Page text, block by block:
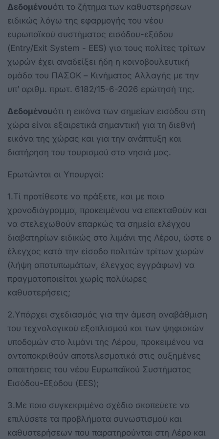
Δεδομένουότι το ζήτημα των καθυστερήσεων
ειδικώς λόγω της εφαρμογής του νέου
ευρωπαϊκού συστήματος εισόδου-εξόδου
(Entry/Exit System - EES) για τους πολίτες τρίτων
χωρών έχει αναδείξει ήδη η κοινοβουλευτική
ομάδα του ΠΑΣΟΚ – Κινήματος Αλλαγής με την
υπ’ αριθμ. πρωτ. 6182/15-6-2026 ερώτησή της.
Δεδομένουότι η εικόνα των σημείων εισόδου στη
χώρα είναι εξαιρετικά σημαντική για τη διεθνή
εικόνα της χώρας και για την ανάπτυξη και
διατήρηση του τουρισμού στα νησιά μας.
Ερωτώνται οι Υπουργοί:
1.Τί προτίθεστε να πράξετε, και με ποιο
χρονοδιάγραμμα, προκειμένου να επεκταθούν και
να στελεχωθούν επαρκώς τα σημεία ελέγχου
διαβατηρίων ειδικώς στο λιμάνι της Λέρου, ώστε ο
έλεγχος κατά την είσοδο πολιτών τρίτων χωρών
(λήψη αποτυπωμάτων, έλεγχος εγγράφων) να
πραγματοποιείται χωρίς πολύωρες
καθυστερήσεις;
2.Υπάρχει σχεδιασμός για την άμεση αναβάθμιση
του τεχνολογικού εξοπλισμού και των ψηφιακών
υποδομών στο λιμάνι της Λέρου, προκειμένου να
ανταποκριθούν αποτελεσματικά στις αυξημένες
απαιτήσεις του νέου Ευρωπαϊκού Συστήματος
Εισόδου-Εξόδου (EES);
3. Με ποιο συγκεκριμένο σχέδιο σκοπεύετε να
επιλύσετε τα προβλήματα συνωστισμού και
καθυστερήσεων που παρατηρούνται στη Λέρο και